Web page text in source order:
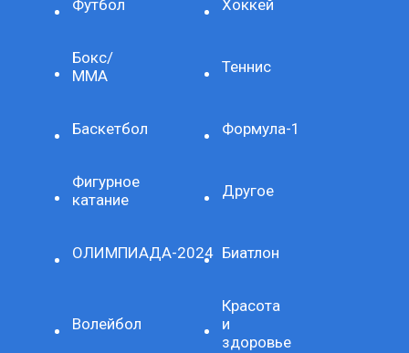
Футбол Хоккей
Бокс/
ММА
Теннис
Баскетбол Формула-1
Фигурное
катание
Другое
ОЛИМПИАДА-2024 Биатлон
Волейбол
Красота
и
здоровье